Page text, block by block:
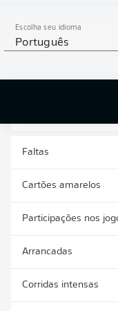
Escolha seu idioma
Português
Faltas
Cartões amarelos
Participações nos
Arrancadas
Corridas intensas